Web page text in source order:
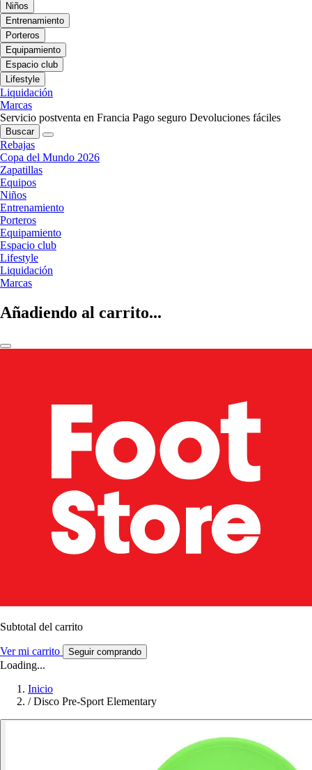
Niños
Entrenamiento
Porteros
Equipamiento
Espacio club
Lifestyle
Liquidación
Marcas
Servicio postventa en Francia Pago seguro Devoluciones fáciles
Buscar
Rebajas
Copa del Mundo 2026
Zapatillas
Equipos
Niños
Entrenamiento
Porteros
Equipamiento
Espacio club
Lifestyle
Liquidación
Marcas
Añadiendo al carrito...
Subtotal del carrito
Ver mi carrito Seguir comprando
Loading...
Inicio
/ Disco Pre-Sport Elementary